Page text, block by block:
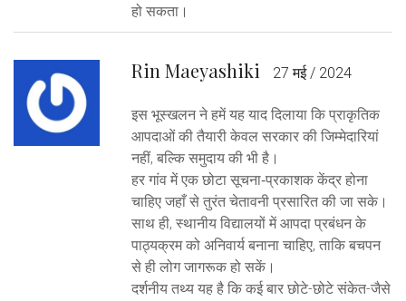
हो सकता।
Rin Maeyashiki 27 मई / 2024
इस भूस्खलन ने हमें यह याद दिलाया कि प्राकृतिक
आपदाओं की तैयारी केवल सरकार की जिम्मेदारियां
नहीं, बल्कि समुदाय की भी है।
हर गांव में एक छोटा सूचना‑प्रकाशक केंद्र होना
चाहिए जहाँ से तुरंत चेतावनी प्रसारित की जा सके।
साथ ही, स्थानीय विद्यालयों में आपदा प्रबंधन के
पाठ्यक्रम को अनिवार्य बनाना चाहिए, ताकि बचपन
से ही लोग जागरूक हो सकें।
दर्शनीय तथ्य यह है कि कई बार छोटे-छोटे संकेत-जैसे